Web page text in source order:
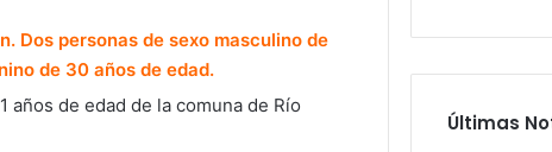
Dos personas de sexo masculino de
de 30 años de edad.
años de edad de la comuna de Río
Últimas